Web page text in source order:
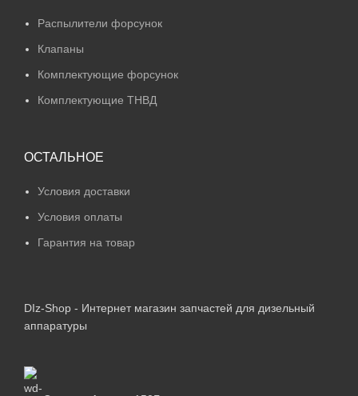
Распылители форсунок
Клапаны
Комплектующие форсунок
Комплектующие ТНВД
ОСТАЛЬНОЕ
Условия доставки
Условия оплаты
Гарантия на товар
DIz-Shop - Интернет магазин запчастей для дизельный
аппаратуры